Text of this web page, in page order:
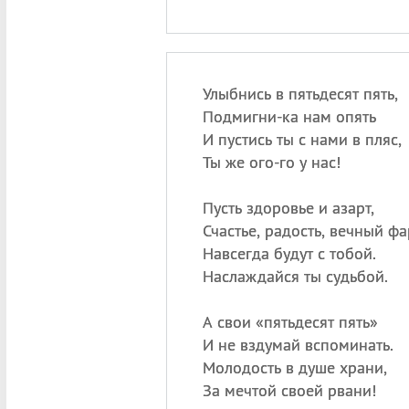
Улыбнись в пятьдесят пять,
Подмигни-ка нам опять
И пустись ты с нами в пляс,
Ты же ого-го у нас!
Пусть здоровье и азарт,
Счастье, радость, вечный
Навсегда будут с тобой.
Наслаждайся ты судьбой.
А свои «пятьдесят пять»
И не вздумай вспоминать.
Молодость в душе храни,
За мечтой своей рвани!